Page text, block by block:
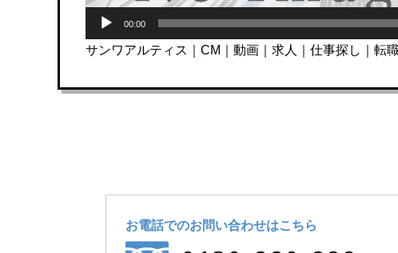
00:00
サンワアルティス｜CМ｜動画｜求人｜仕事探し｜転
お電話でのお問い合わせはこちら